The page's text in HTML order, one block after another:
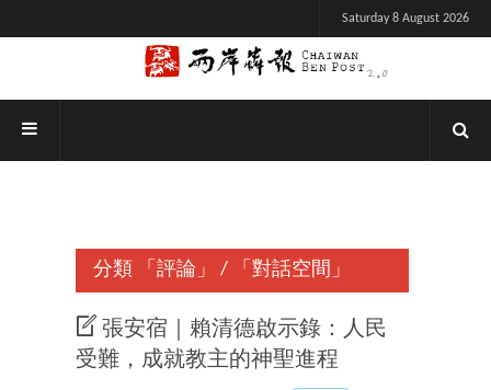
Saturday 8 August 2026
分類 「評論」 / 「對話空間」
張安宿｜賴清德啟示錄：人民
受難，成就教主的神聖進程